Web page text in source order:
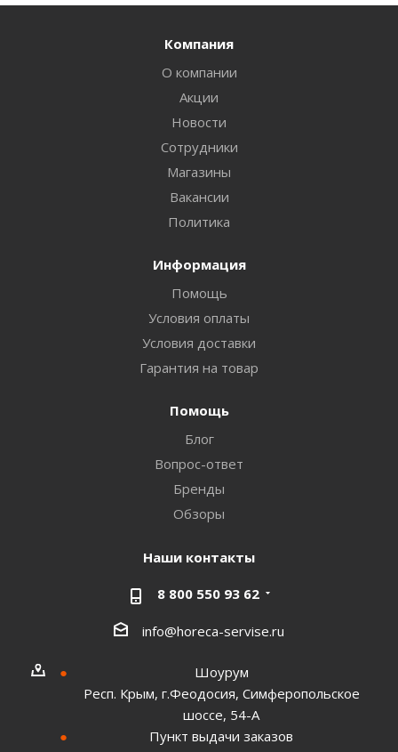
Компания
О компании
Акции
Новости
Сотрудники
Магазины
Вакансии
Политика
Информация
Помощь
Условия оплаты
Условия доставки
Гарантия на товар
Помощь
Блог
Вопрос-ответ
Бренды
Обзоры
Наши контакты
8 800 550 93 62
info@horeca-servise.ru
Шоурум
Респ. Крым, г.Феодосия, Симферопольское
шоссе, 54-А
Пункт выдачи заказов